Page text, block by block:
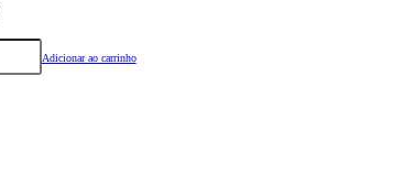
Adicionar ao carrinho